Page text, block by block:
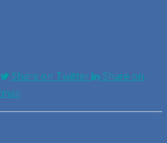
Share on Twitter
Share on